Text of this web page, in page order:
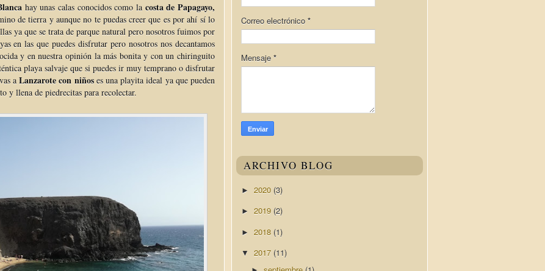
hay unas calas conocidos como la costa de Papagayo,
de tierra y aunque no te puedas creer que es por ahí sí lo
ya que se trata de parque natural pero nosotros fuimos por
en las que puedes disfrutar pero nosotros nos decantamos
y en nuestra opinión la más bonita y con un chiringuito
playa salvaje que si puedes ir muy temprano o disfrutar
aLanzarote con niñoses una playita ideal ya que pueden
y llena de piedrecitas para recolectar.
Correo electrónico *
Mensaje *
ARCHIVO BLOG
► 2020 (3)
► 2019 (2)
► 2018 (1)
▼ 2017 (11)